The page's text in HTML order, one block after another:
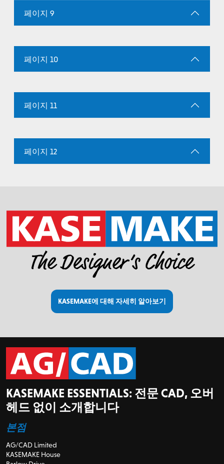
페이지 9
페이지 10
페이지 11
페이지 12
KASEMAKE에 대해 자세히 알아보기
KASEMAKE ESSENTIALS: 전문 CAD, 오버
헤드 없이 소개합니다
본점
AG/CAD Limited
KASEMAKE House